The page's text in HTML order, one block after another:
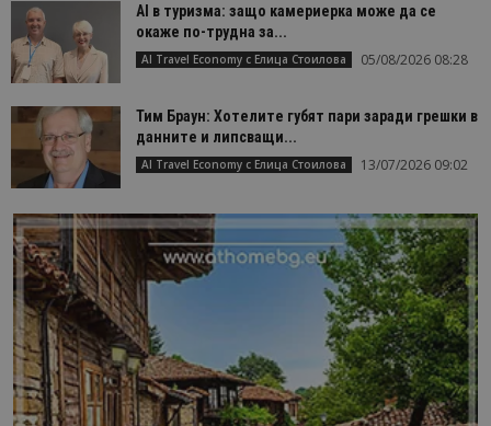
AI в туризма: защо камериерка може да се
окаже по-трудна за...
AI Travel Economy с Елица Стоилова 05/08/2026 08:28
Тим Браун: Хотелите губят пари заради грешки в
данните и липсващи...
AI Travel Economy с Елица Стоилова 13/07/2026 09:02